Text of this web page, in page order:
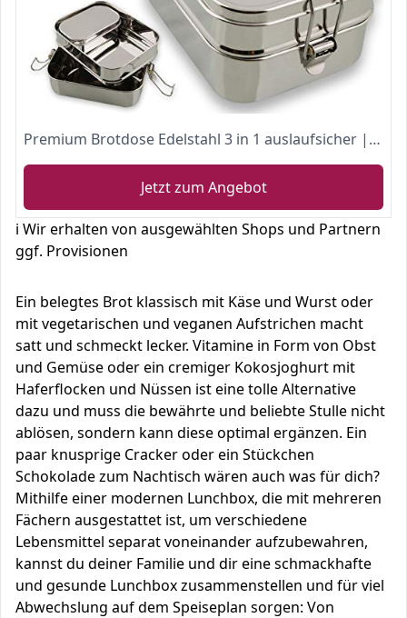
Premium Brotdose Edelstahl 3 in 1 auslaufsicher | 1800ml Lunchbox aus Metall mit GRATIS Ersatzdichtung | klimaneutral | Edelstahl Bento Box Brotbüchse | Vesperdose für Schule & Arbeit
Jetzt zum Angebot
ℹ️ Wir erhalten von ausgewählten Shops und Partnern
ggf. Provisionen
Ein belegtes Brot klassisch mit Käse und Wurst oder
mit vegetarischen und veganen Aufstrichen macht
satt und schmeckt lecker. Vitamine in Form von Obst
und Gemüse oder ein cremiger Kokosjoghurt mit
Haferflocken und Nüssen ist eine tolle Alternative
dazu und muss die bewährte und beliebte Stulle nicht
ablösen, sondern kann diese optimal ergänzen. Ein
paar knusprige Cracker oder ein Stückchen
Schokolade zum Nachtisch wären auch was für dich?
Mithilfe einer modernen Lunchbox, die mit mehreren
Fächern ausgestattet ist, um verschiedene
Lebensmittel separat voneinander aufzubewahren,
kannst du deiner Familie und dir eine schmackhafte
und gesunde Lunchbox zusammenstellen und für viel
Abwechslung auf dem Speiseplan sorgen: Von